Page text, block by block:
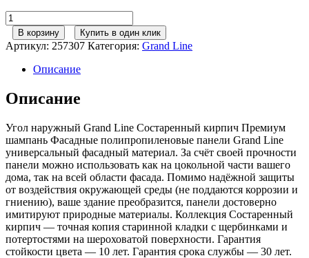
Количество
товара
Угол
наружный
Grand
Состаренный
кирпич
Шампань
В корзину Купить в один клик
Артикул: 257307 Категория: Grand Line
Описание
Описание
Угол наружный Grand Line Состаренный кирпич Премиум
шампань Фасадные полипропиленовые панели Grand Line
универсальный фасадный материал. За счёт своей прочности
панели можно использовать как на цокольной части вашего
дома, так на всей области фасада. Помимо надёжной защиты
от воздействия окружающей среды (не поддаются коррозии и
гниению), ваше здание преобразится, панели достоверно
имитируют природные материалы. Коллекция Состаренный
кирпич — точная копия старинной кладки с щербинками и
потертостями на шероховатой поверхности. Гарантия
стойкости цвета — 10 лет. Гарантия срока службы — 30 лет.